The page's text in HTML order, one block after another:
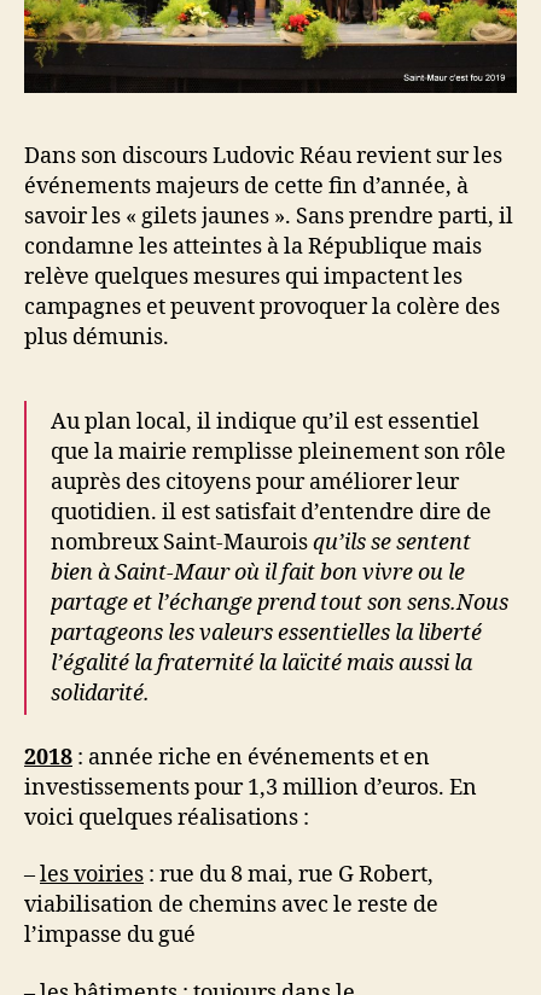
Dans son discours Ludovic Réau revient sur les
événements majeurs de cette fin d’année, à
savoir les « gilets jaunes ». Sans prendre parti, il
condamne les atteintes à la République mais
relève quelques mesures qui impactent les
campagnes et peuvent provoquer la colère des
plus démunis.
Au plan local, il indique qu’il est essentiel
que la mairie remplisse pleinement son rôle
auprès des citoyens pour améliorer leur
quotidien. il est satisfait d’entendre dire de
nombreux Saint-Mauroisqu’ils se sentent
bien à Saint-Maur où il fait bon vivreou le
partage et l’échange prend tout son sens.Nous
partageons les valeurs essentielles la liberté
l’égalité lafraternité la laïcitémais aussi la
solidarité.
2018 : année riche en événements et en
investissements pour 1,3 million d’euros. En
voici quelques réalisations :
–les voiries : rue du 8 mai, rue G Robert,
viabilisation de chemins avec le reste de
l’impasse du gué